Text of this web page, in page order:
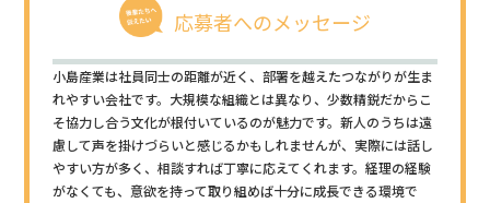
応募者へのメッセージ
小島産業は社員同士の距離が近く、部署を越えたつながりが生ま
れやすい会社です。大規模な組織とは異なり、少数精鋭だからこ
そ協力し合う文化が根付いているのが魅力です。新人のうちは遠
慮して声を掛けづらいと感じるかもしれませんが、実際には話し
やすい方が多く、相談すれば丁寧に応えてくれます。経理の経験
がなくても、意欲を持って取り組めば十分に成長できる環境で